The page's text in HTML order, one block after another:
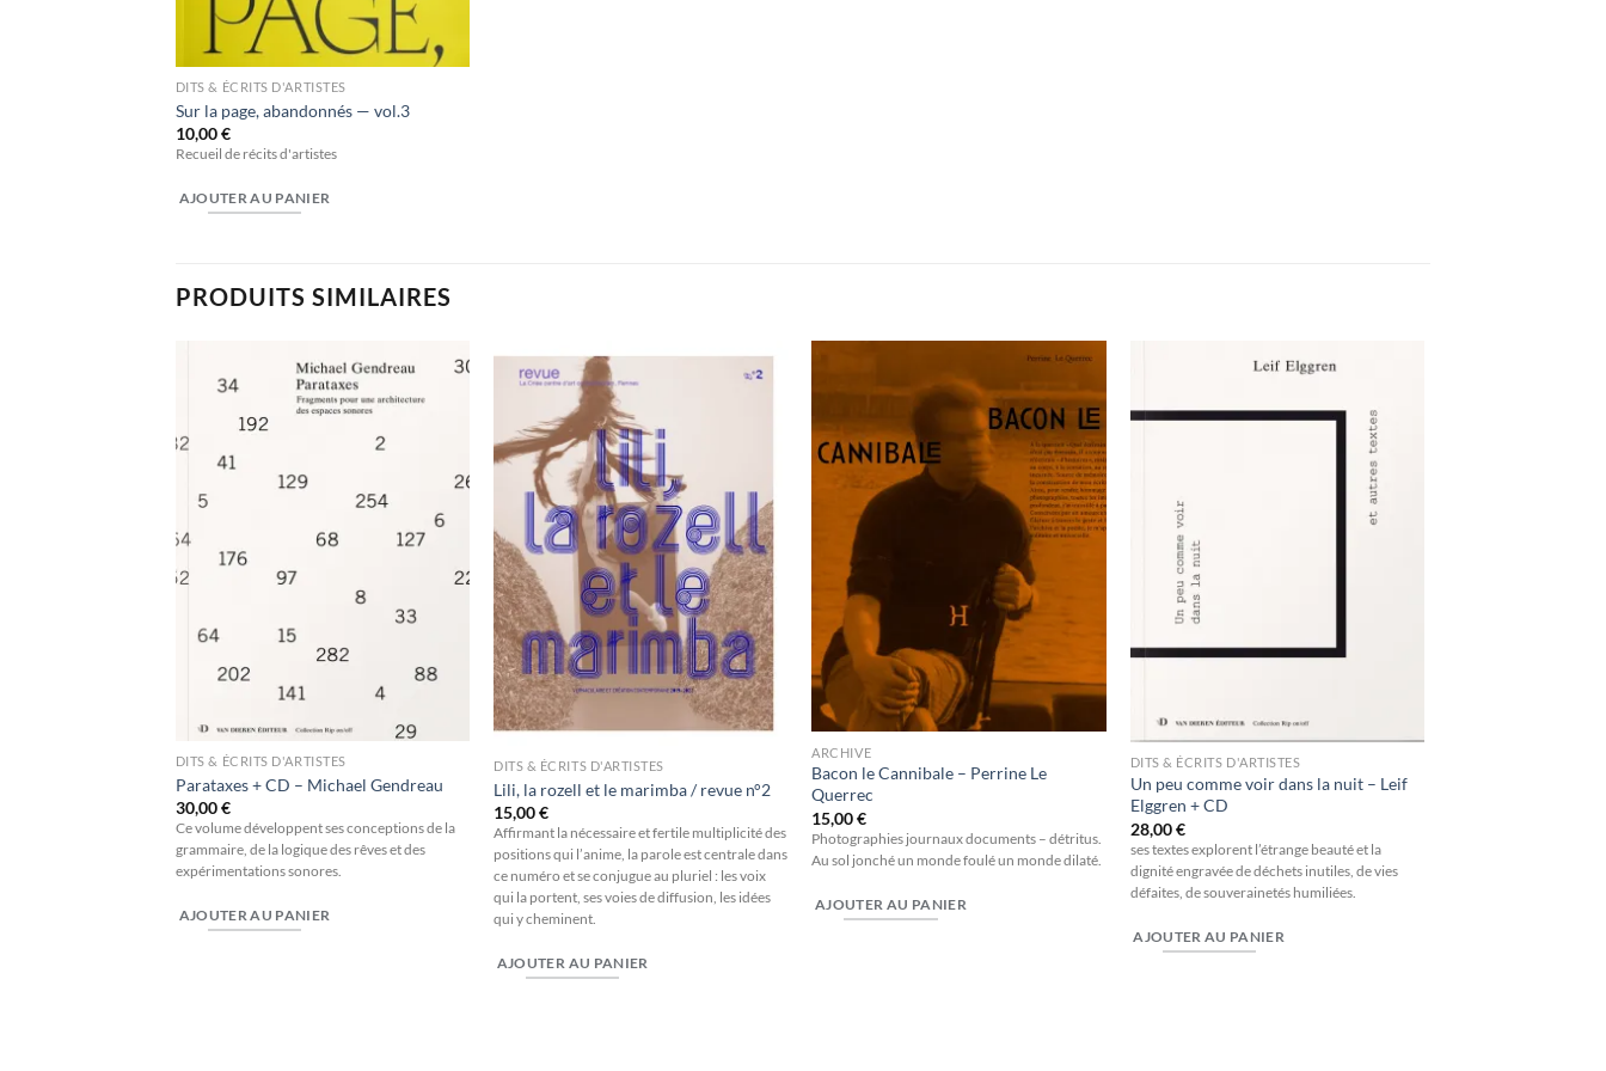
DITS & ÉCRITS D'ARTISTES
Sur la page, abandonnés — vol.3
10,00€
Recueil de récits d'artistes
AJOUTER AU PANIER
PRODUITS SIMILAIRES
Ajouter
DITS & ÉCRITS D'ARTISTES
Parataxes + CD – Michael Gendreau
30,00€
Ce volume développent ses conceptions de la
grammaire, de la logique des rêves et des
expérimentations sonores.
AJOUTER AU PANIER
DITS & ÉCRITS D'ARTISTES
Lili, la rozell et le marimba / revue n°2
15,00€
Affirmant la nécessaire et fertile multiplicité des
positions qui l’anime, la parole est centrale dans
ce numéro et se conjugue au pluriel : les voix
qui la portent, ses voies de diffusion, les idées
qui y cheminent.
AJOUTER AU PANIER
Ajouter
à la
wishlist
ARCHIVE
Bacon le Cannibale – Perrine Le
Querrec
15,00€
Photographies journaux documents – détritus.
Au sol jonché un monde foulé un monde dilaté.
AJOUTER AU PANIER
à la
wishlist
DITS & ÉCRITS D'ARTISTES
Un peu comme voir dans la nuit – Leif
Elggren + CD
28,00€
ses textes explorent l’étrange beauté et la
dignité engravée de déchets inutiles, de vies
défaites, de souverainetés humiliées.
AJOUTER AU PANIER